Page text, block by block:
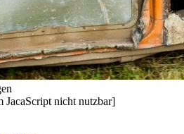
JacaScript nicht nutzbar]